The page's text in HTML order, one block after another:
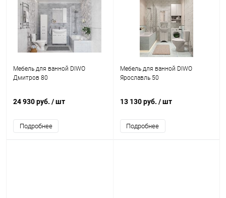
Мебель для ванной DIWO
Дмитров 80
24 930 руб. / шт
Подробнее
Мебель для ванной DIWO
Ярославль 50
13 130 руб. / шт
Подробнее